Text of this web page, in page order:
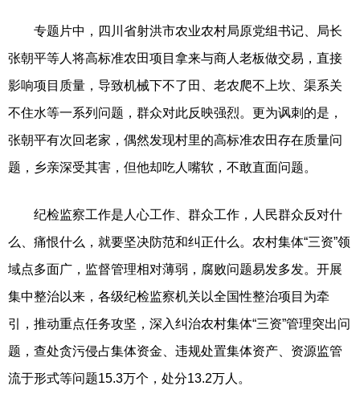
专题片中，四川省射洪市农业农村局原党组书记、局长
张朝平等人将高标准农田项目拿来与商人老板做交易，直接
影响项目质量，导致机械下不了田、老农爬不上坎、渠系关
不住水等一系列问题，群众对此反映强烈。更为讽刺的是，
张朝平有次回老家，偶然发现村里的高标准农田存在质量问
题，乡亲深受其害，但他却吃人嘴软，不敢直面问题。
纪检监察工作是人心工作、群众工作，人民群众反对什
么、痛恨什么，就要坚决防范和纠正什么。农村集体“三资”领
域点多面广，监督管理相对薄弱，腐败问题易发多发。开展
集中整治以来，各级纪检监察机关以全国性整治项目为牵
引，推动重点任务攻坚，深入纠治农村集体“三资”管理突出问
题，查处贪污侵占集体资金、违规处置集体资产、资源监管
流于形式等问题15.3万个，处分13.2万人。